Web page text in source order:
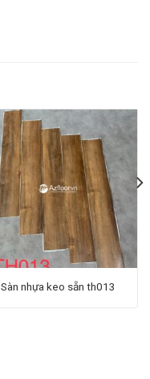
Sàn nhựa keo sẵn th013